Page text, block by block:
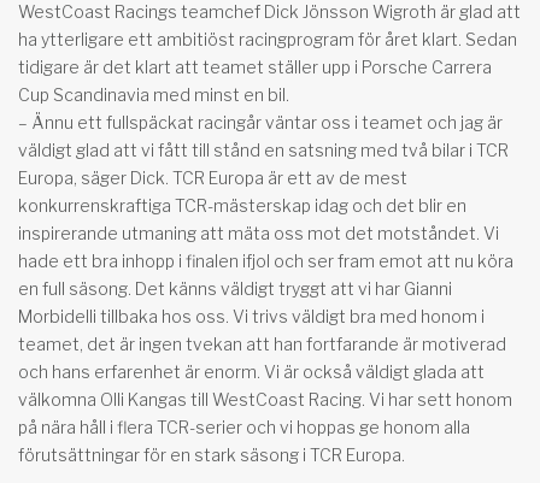
WestCoast Racings teamchef Dick Jönsson Wigroth är glad att
ha ytterligare ett ambitiöst racingprogram för året klart. Sedan
tidigare är det klart att teamet ställer upp i Porsche Carrera
Cup Scandinavia med minst en bil.
– Ännu ett fullspäckat racingår väntar oss i teamet och jag är
väldigt glad att vi fått till stånd en satsning med två bilar i TCR
Europa, säger Dick. TCR Europa är ett av de mest
konkurrenskraftiga TCR-mästerskap idag och det blir en
inspirerande utmaning att mäta oss mot det motståndet. Vi
hade ett bra inhopp i finalen ifjol och ser fram emot att nu köra
en full säsong. Det känns väldigt tryggt att vi har Gianni
Morbidelli tillbaka hos oss. Vi trivs väldigt bra med honom i
teamet, det är ingen tvekan att han fortfarande är motiverad
och hans erfarenhet är enorm. Vi är också väldigt glada att
välkomna Olli Kangas till WestCoast Racing. Vi har sett honom
på nära håll i flera TCR-serier och vi hoppas ge honom alla
förutsättningar för en stark säsong i TCR Europa.